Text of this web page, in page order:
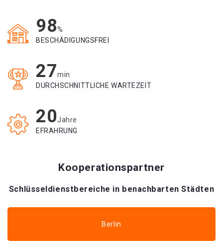
98%
BESCHÄDIGUNGSFREI
27min
DURCHSCHNITTLICHE WARTEZEIT
20Jahre
EFRAHRUNG
Kooperationspartner
Schlüsseldienstbereiche in benachbarten Städten
Berlin